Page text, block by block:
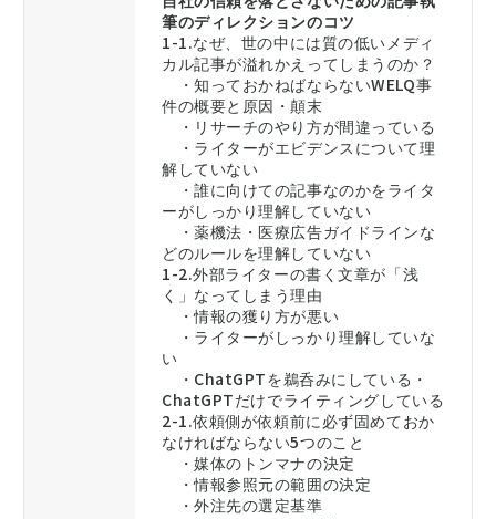
筆のディレクションのコツ
1-1.なぜ、世の中には質の低いメディ
カル記事が溢れかえってしまうのか？
・知っておかねばならないWELQ事
件の概要と原因・顛末
・リサーチのやり方が間違っている
・ライターがエビデンスについて理
解していない
・誰に向けての記事なのかをライタ
ーがしっかり理解していない
・薬機法・医療広告ガイドラインな
どのルールを理解していない
1-2.外部ライターの書く文章が「浅
く」なってしまう理由
・情報の獲り方が悪い
・ライターがしっかり理解していな
い
・ChatGPTを鵜呑みにしている・
ChatGPTだけでライティングしている
2-1.依頼側が依頼前に必ず固めておか
なければならない5つのこと
・媒体のトンマナの決定
・情報参照元の範囲の決定
・外注先の選定基準